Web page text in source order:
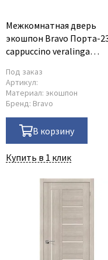
Межкомнатная дверь
экошпон Bravo Порта-
cappuccino veralinga
Под заказ
Артикул:
Материал: экошпон
Бренд: Bravo
В корзину
Купить в 1 клик